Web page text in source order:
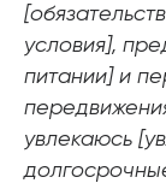
условия],
питании] и
увлекаюсь